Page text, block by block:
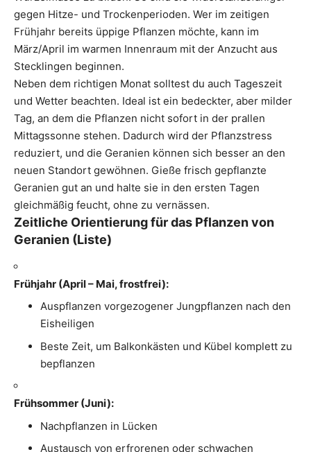
gegen Hitze- und Trockenperioden. Wer im zeitigen
Frühjahr bereits üppige Pflanzen möchte, kann im
März/April im warmen Innenraum mit der Anzucht aus
Stecklingen beginnen.
Neben dem richtigen Monat solltest du auch Tageszeit
und Wetter beachten. Ideal ist ein bedeckter, aber milder
Tag, an dem die Pflanzen nicht sofort in der prallen
Mittagssonne stehen. Dadurch wird der Pflanzstress
reduziert, und die Geranien können sich besser an den
neuen Standort gewöhnen. Gieße frisch gepflanzte
Geranien gut an und halte sie in den ersten Tagen
gleichmäßig feucht, ohne zu vernässen.
Zeitliche Orientierung für das Pflanzen von
Geranien (Liste)
Frühjahr (April – Mai, frostfrei):
Auspflanzen vorgezogener Jungpflanzen nach den
Eisheiligen
Beste Zeit, um Balkonkästen und Kübel komplett zu
bepflanzen
Frühsommer (Juni):
Nachpflanzen in Lücken
Austausch von erfrorenen oder schwachen